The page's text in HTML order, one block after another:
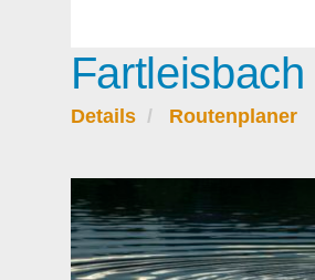
Fartleisbach
Details Routenplaner